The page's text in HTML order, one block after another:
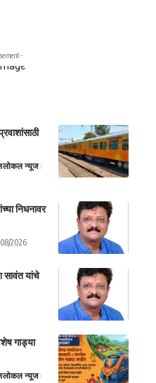
-
लोकल न्यूज
निधनावर
2026
सावंत यांचे
गाड्या
लोकल न्यूज